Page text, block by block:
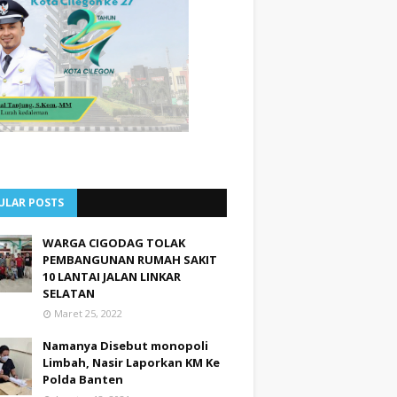
POSTS
WARGA CIGODAG TOLAK
PEMBANGUNAN RUMAH SAKIT
10 LANTAI JALAN LINKAR
SELATAN
Maret 25, 2022
Namanya Disebut monopoli
Limbah, Nasir Laporkan KM Ke
Polda Banten